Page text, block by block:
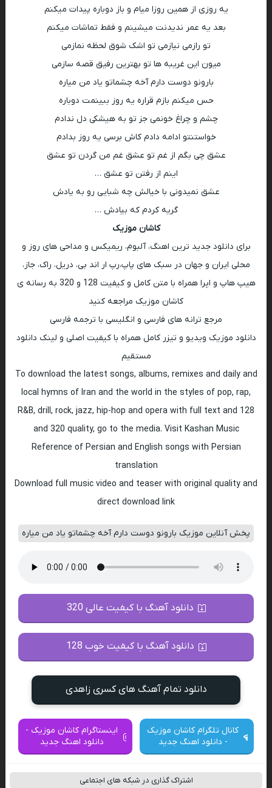
یه روزی از همین روزا میام و باز دوباره پیدات میکنم
بعد یه عمر ندیدنت میشینم و فقط تماشات میکنم
تو رازمی نیازمی تو اشک شوق لحظه نمازمی
میون این غریبه ها تو بهترین رفیق قصه سازمی
بارونو دوست دارم آخه چشماتو یاد من میاره
حس میکنم بازم قراره یه روز ببینمت دوباره
چشم و چراغ خونمی جز تو به هیشکی دل ندادم
خواستنتو ادامه دادم کاش برسی یه روز بدادم
عشق چی بگم از غم تو عشق غم من گردن تو عشق
اینم از رفتن تو عشق …
عشق نمیدونی با خیالش چه شبایی رو به یادش
گریه کردم که بیادش …
کاشان موزیک
برای دانلود جدید ترین اهنگ، آلبوم، ریمیکس و مداحی های روز و
محلی ایران و جهان در سبک های پاپ،رپ ار اند بی، دریل، راک، جاز،
هیپ هاپ و اپرا همراه با متن کامل و کیفیت 128 و 320 به رسانه ی
کاشان موزیک مراجعه کنید
مرجع ترانه های فارسی و انگلیسی با ترجمه فارسی
دانلود موزیک ویدیو و تیزر کامل همراه با کیفیت اصلی و لینک دانلود
مستقیم
To download the latest songs, albums, remixes and daily and
local hymns of Iran and the world in the styles of pop, rap,
R&B, drill, rock, jazz, hip-hop and opera with full text and 128
and 320 quality, go to the media. Visit Kashan Music
Reference of Persian and English songs with Persian
translation
Download full music video and teaser with original quality and
direct download link
پخش آنلاین موزیک بارونو دوست دارم آخه چشماتو یاد من میاره
دانلود آهنگ با کیفیت عالی 320
دانلود آهنگ با کیفیت خوب 128
دانلود تمام آهنگ های کسری زاهدی
کانال تلگرام کاشان موزیک
- دانلود اهنگ جدید
اینستاگرام کاشان موزیک -
دانلود اهنگ جدید
اشتراک گذاری در شبکه های اجتماعی